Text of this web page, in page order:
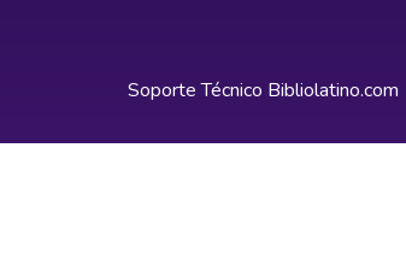
Soporte Técnico Bibliolatino.com